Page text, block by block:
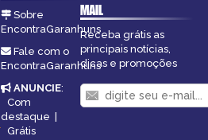
Sobre
EncontraGaranhuns
Fale com o
EncontraGaranhuns
ANUNCIE:
Com
destaque |
Grátis
MAIL
Receba grátis as
principais notícias,
dicas e promoções